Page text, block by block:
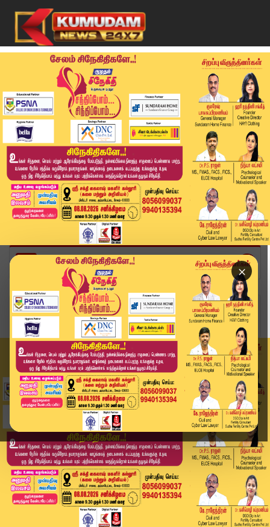
×
Home
வீடியோ ஸ்டோரி
சாதிவாரி கணக்கெடுப்பு வேண்டும்! -வன்னியரசு அதிர...